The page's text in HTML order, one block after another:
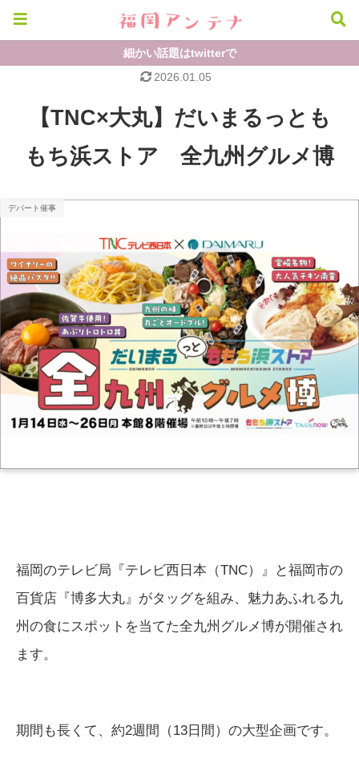
細かい話題はtwitterで
【TNC×大丸】だいまるっとも
もち浜ストア 全九州グルメ博
デパート催事
2026.01.05
福岡のテレビ局『テレビ西日本（TNC）』と福岡市の
百貨店『博多大丸』がタッグを組み、魅力あふれる九
州の食にスポットを当てた全九州グルメ博が開催され
ます。
期間も長くて、約2週間（13日間）の大型企画です。